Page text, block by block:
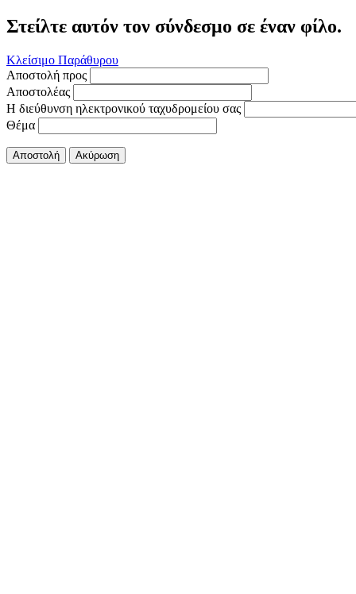
Στείλτε αυτόν τον σύνδεσμο σε έναν φίλο.
Κλείσιμο Παράθυρου
Αποστολή προς
Αποστολέας
Η διεύθυνση ηλεκτρονικού ταχυδρομείου σας
Θέμα
Αποστολή Ακύρωση